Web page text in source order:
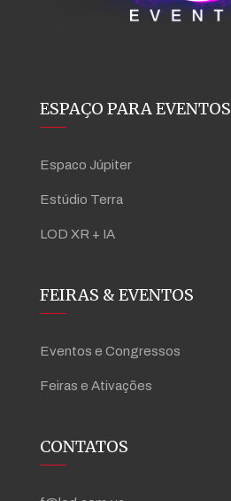
ESPAÇO PARA EVENTOS
Espaco Júpiter
Estúdio Terra
LOD XR + IA
FEIRAS & EVENTOS
Eventos e Congressos
Feiras e Ativações
CONTATOS